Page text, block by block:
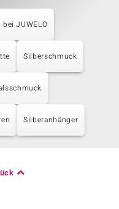
JUWELO
Silberschmuck
Silberanhänger